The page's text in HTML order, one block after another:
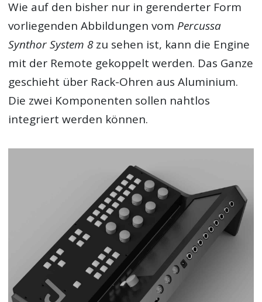
Wie auf den bisher nur in gerenderter Form
vorliegenden Abbildungen vom Percussa
Synthor System 8zu sehen ist, kann die Engine
mit der Remote gekoppelt werden. Das Ganze
geschieht über Rack-Ohren aus Aluminium.
Die zwei Komponenten sollen nahtlos
integriert werden können.